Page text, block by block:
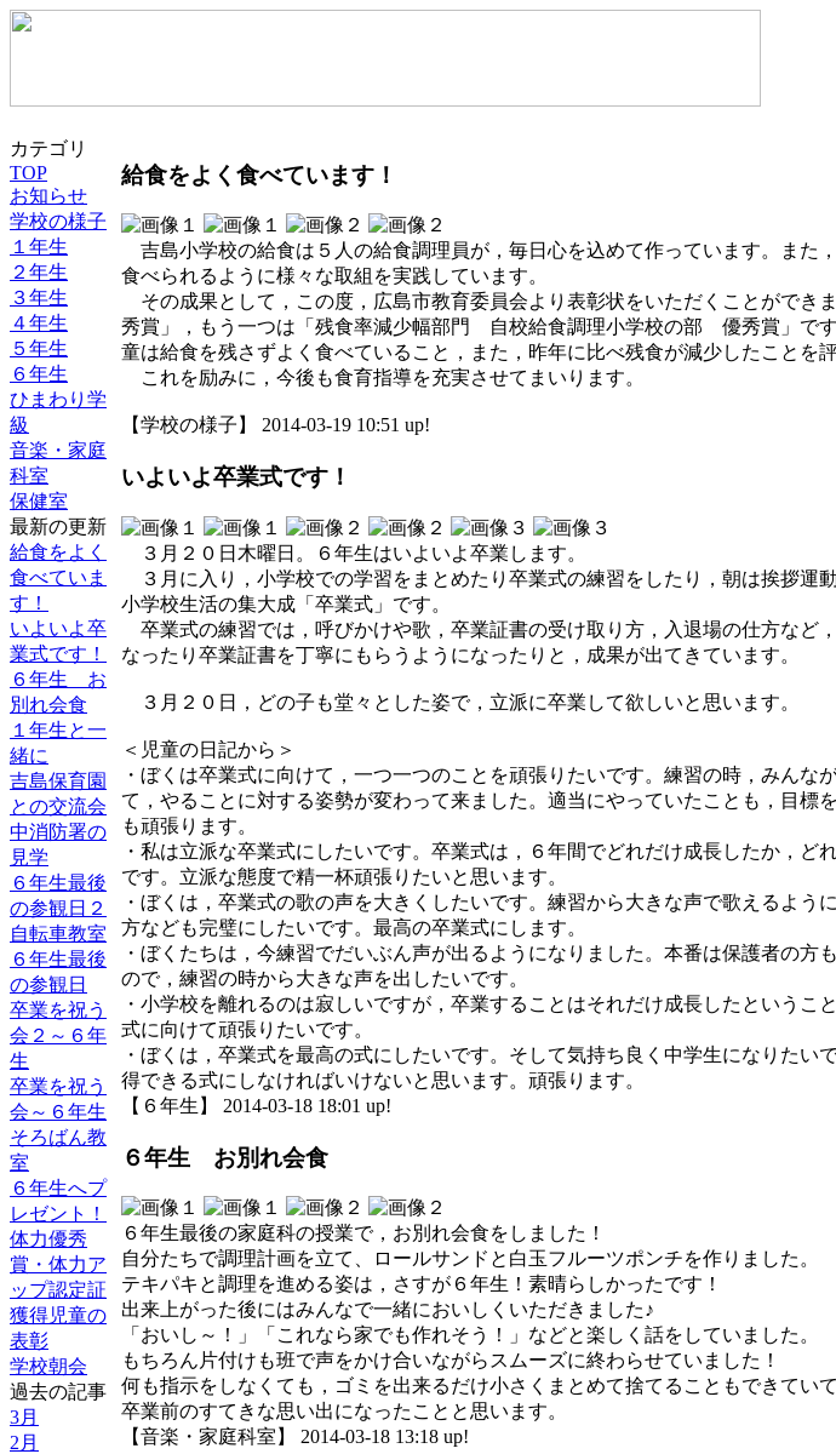
カテゴリ
TOP
お知らせ
学校の様子
１年生
２年生
３年生
４年生
５年生
６年生
ひまわり学
級
音楽・家庭
科室
保健室
最新の更新
給食をよく
食べていま
す！
いよいよ卒
業式です！
６年生 お
別れ会食
１年生と一
緒に
吉島保育園
との交流会
中消防署の
見学
６年生最後
の参観日２
自転車教室
６年生最後
の参観日
卒業を祝う
会２～６年
生
卒業を祝う
会～６年生
そろばん教
室
６年生へプ
レゼント！
体力優秀
賞・体力ア
ップ認定証
獲得児童の
表彰
学校朝会
過去の記事
3月
2月
給食をよく食べています！
吉島小学校の給食は５人の給食調理員が，毎日心を込めて作っています。また
食べられるように様々な取組を実践しています。
その成果として，この度，広島市教育委員会より表彰状をいただくことがで
秀賞」，もう一つは「残食率減少幅部門 自校給食調理小学校の部 優秀賞」で
童は給食を残さずよく食べていること，また，昨年に比べ残食が減少したことを
これを励みに，今後も食育指導を充実させてまいります。
【学校の様子】 2014-03-19 10:51 up!
いよいよ卒業式です！
３月２０日木曜日。６年生はいよいよ卒業します。
３月に入り，小学校での学習をまとめたり卒業式の練習をしたり，朝は挨拶運
小学校生活の集大成「卒業式」です。
卒業式の練習では，呼びかけや歌，卒業証書の受け取り方，入退場の仕方など
なったり卒業証書を丁寧にもらうようになったりと，成果が出てきています。
３月２０日，どの子も堂々とした姿で，立派に卒業して欲しいと思います。
＜児童の日記から＞
・ぼくは卒業式に向けて，一つ一つのことを頑張りたいです。練習の時，みん
て，やることに対する姿勢が変わって来ました。適当にやっていたことも，目標
も頑張ります。
・私は立派な卒業式にしたいです。卒業式は，６年間でどれだけ成長したか，
です。立派な態度で精一杯頑張りたいと思います。
・ぼくは，卒業式の歌の声を大きくしたいです。練習から大きな声で歌えるよ
方なども完璧にしたいです。最高の卒業式にします。
・ぼくたちは，今練習でだいぶん声が出るようになりました。本番は保護者の
ので，練習の時から大きな声を出したいです。
・小学校を離れるのは寂しいですが，卒業することはそれだけ成長したという
式に向けて頑張りたいです。
・ぼくは，卒業式を最高の式にしたいです。そして気持ち良く中学生になりた
得できる式にしなければいけないと思います。頑張ります。
【６年生】 2014-03-18 18:01 up!
６年生 お別れ会食
６年生最後の家庭科の授業で，お別れ会食をしました！
自分たちで調理計画を立て、ロールサンドと白玉フルーツポンチを作りました。
テキパキと調理を進める姿は，さすが６年生！素晴らしかったです！
出来上がった後にはみんなで一緒においしくいただきました♪
「おいし～！」「これなら家でも作れそう！」などと楽しく話をしていました。
もちろん片付けも班で声をかけ合いながらスムーズに終わらせていました！
何も指示をしなくても，ゴミを出来るだけ小さくまとめて捨てることもできてい
卒業前のすてきな思い出になったことと思います。
【音楽・家庭科室】 2014-03-18 13:18 up!